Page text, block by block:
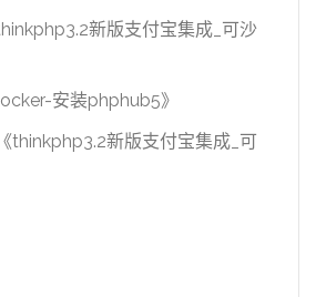
新版支付宝集成_可沙
安装phphub5》
thinkphp3.2新版支付宝集成_可